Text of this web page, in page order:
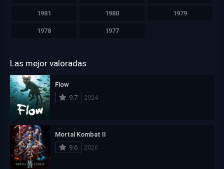
1981 1980 1979
1978 1977
Las mejor valoradas
Flow
9.7
2024
Mortal Kombat II
9.6
2026